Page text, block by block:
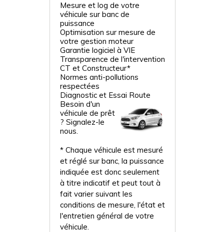
Mesure et log de votre
véhicule sur banc de
puissance
Optimisation sur mesure de
votre gestion moteur
Garantie logiciel à VIE
Transparence de l'intervention
CT et Constructeur*
Normes anti-pollutions
respectées
Diagnostic et Essai Route
Besoin d'un
véhicule de prêt
? Signalez-le
nous.
* Chaque véhicule est mesuré
et réglé sur banc, la puissance
indiquée est donc seulement
à titre indicatif et peut tout à
fait varier suivant les
conditions de mesure, l'état et
l'entretien général de votre
véhicule.